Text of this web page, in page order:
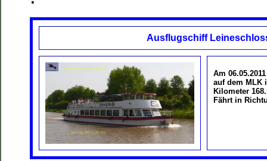
Ausflugschiff
Am
auf dem MLK
Kilometer 168.
Fährt in